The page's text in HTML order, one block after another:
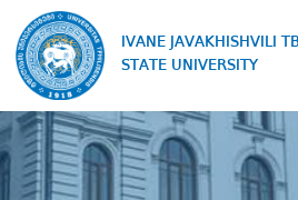
IVANE JAVAKHISHVILI
STATE UNIVERSITY